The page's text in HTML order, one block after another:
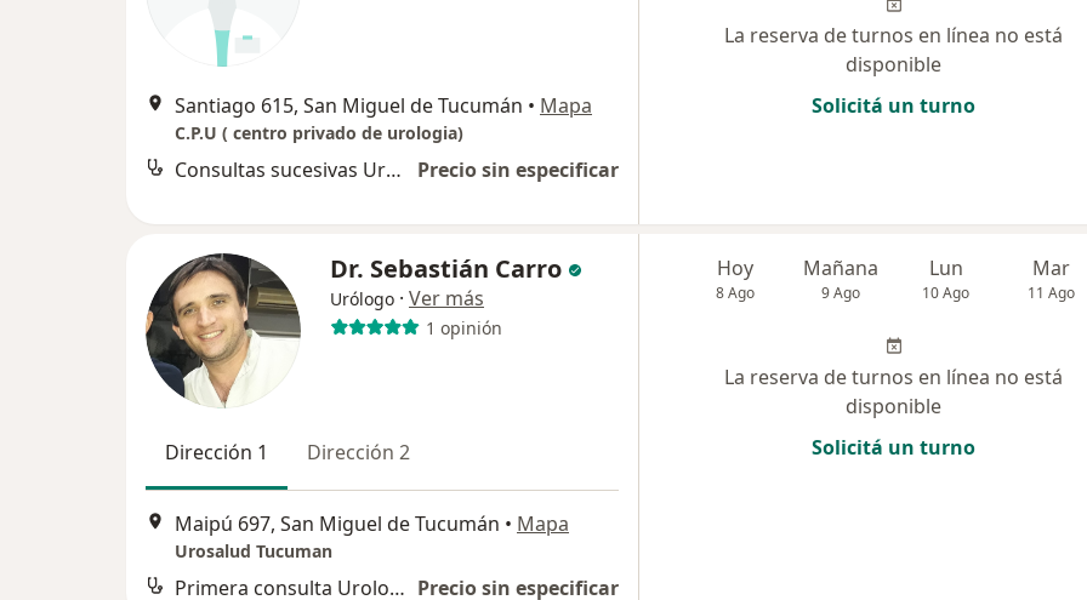
Santiago 615, San Miguel de Tucumán • Mapa
C.P.U ( centro privado de urologia)
Consultas sucesivas Urología Precio sin especificar
La reserva de turnos en línea no está
disponible
Solicitá un turno
Dr. Sebastián Carro
Urólogo · Ver más
1 opinión
Dirección 1 Dirección 2
Maipú 697, San Miguel de Tucumán • Mapa
Urosalud Tucuman
Primera consulta Urología Precio sin especificar
Hoy
8 Ago
Mañana
9 Ago
Lun
10 Ago
Mar
11 Ago
La reserva de turnos en línea no está
disponible
Solicitá un turno